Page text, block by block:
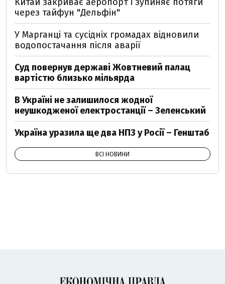
через тайфун "Дельфін"
У Марганці та сусідніх громадах відновили
водопостачання після аварії
Суд повернув державі Жовтневий палац
вартістю близько мільярда
В Україні не залишилося жодної
неушкодженої електростанції – Зеленський
Україна уразила ще два НПЗ у Росії – Генштаб
ВСІ НОВИНИ